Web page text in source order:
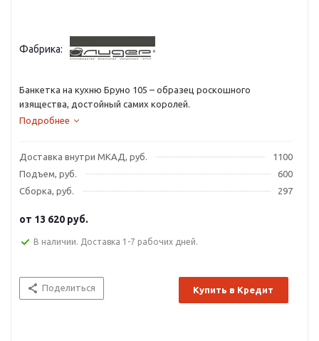
Фабрика:
Банкетка на кухню Бруно 105 – образец роскошного
изящества, достойный самих королей.
Подробнее
Доставка внутри МКАД, руб.
1100
Подъем, руб.
600
Сборка, руб.
297
от 13 620 руб.
В наличии. Доставка 1-7 рабочих дней.
Поделиться Купить в Кредит